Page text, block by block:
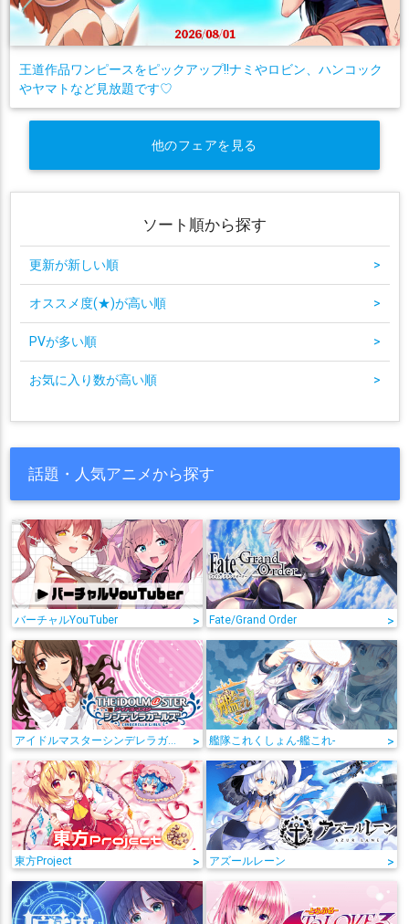
王道作品ワンピースをピックアップ!!ナミやロビン、ハンコック
やヤマトなど見放題です♡
他のフェアを見る
ソート順から探す
更新が新しい順 >
オススメ度(★)が高い順 >
PVが多い順 >
お気に入り数が高い順 >
話題・人気アニメから探す
バーチャルYouTuber > Fate/Grand Order >
アイドルマスターシンデレラガールズ > 艦隊これくしょん-艦これ- >
東方Project > アズールレーン >